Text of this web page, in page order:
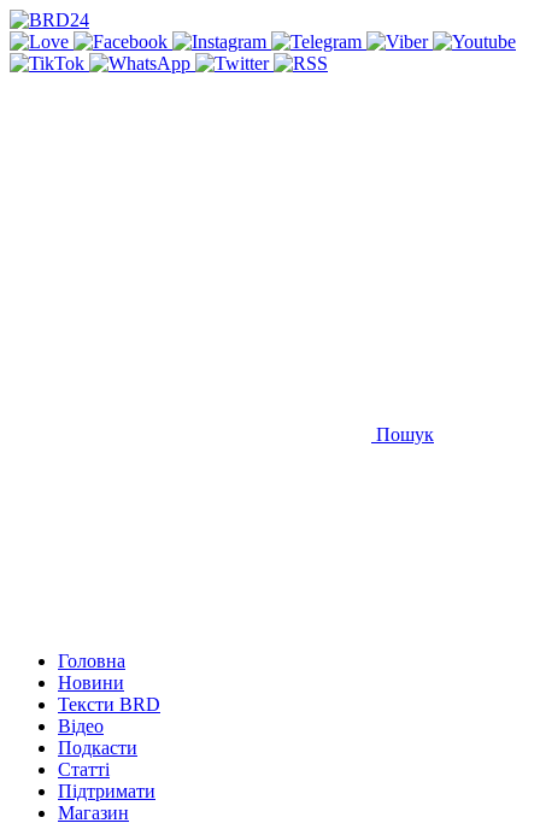
Пошук
Головна
Новини
Тексти BRD
Відео
Подкасти
Статті
Підтримати
Магазин